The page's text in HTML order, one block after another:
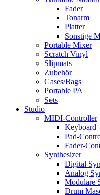
Fader
Tonarm
Platter
Sonstige
Portable Mixer
Scratch Vinyl
Slipmats
Zubehör
Cases/Bags
Portable PA
Sets
Studio
MIDI-Controller
Keyboard
Pad-
Fader-
Synthesizer
Digital
Analog
Modulare
Drum